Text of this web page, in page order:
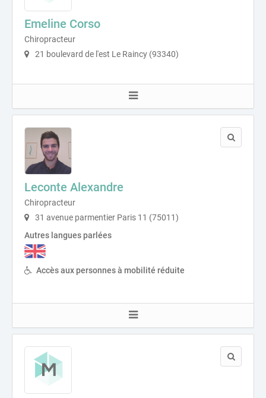
Emeline Corso
Chiropracteur
21 boulevard de l'est Le Raincy (93340)
Leconte Alexandre
Chiropracteur
31 avenue parmentier Paris 11 (75011)
Autres langues parlées
Accès aux personnes à mobilité réduite